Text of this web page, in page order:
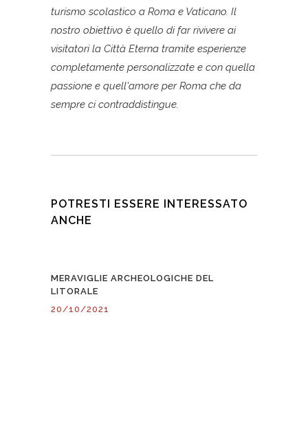
turismo scolastico a Roma e Vaticano. Il
nostro obiettivo è quello di far rivivere ai
visitatori la Città Eterna tramite esperienze
completamente personalizzate e con quella
passione e quell'amore per Roma che da
sempre ci contraddistingue.
POTRESTI ESSERE INTERESSATO
ANCHE
MERAVIGLIE ARCHEOLOGICHE DEL
LITORALE
20/10/2021